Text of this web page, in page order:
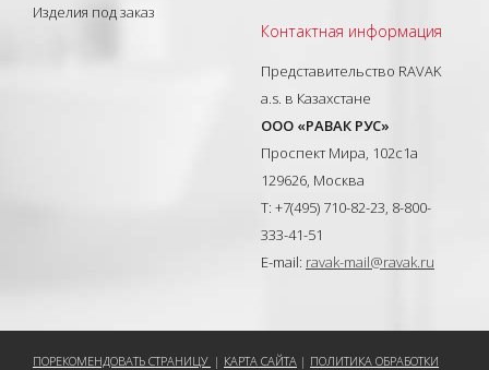
Изделия под заказ
Контактная информация
Представительство RAVAK
a.s. в Казахстане
ООО «РАВАК РУС»
Проспект Мира, 102с1а
129626, Москва
T: +7(495) 710-82-23, 8-800-
333-41-51
E-mail: ravak-mail@ravak.ru
ПОРЕКОМЕНДОВАТЬ СТРАНИЦУ | КАРТА САЙТА | ПОЛИТИКА ОБРАБОТКИ